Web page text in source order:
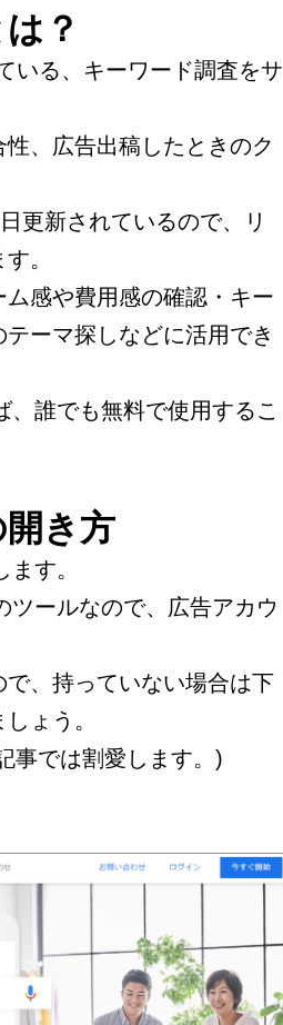
？
いる、キーワード調査をサ
、広告出稿したときのク
更新されているので、リ
。
感や費用感の確認・キー
ーマ探しなどに活用でき
誰でも無料で使用するこ
き方
す。
ツールなので、広告アカウ
、持っていない場合は下
ょう。
事では割愛します。)